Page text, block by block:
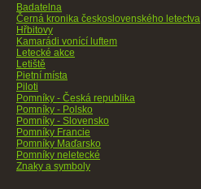
Badatelna
Černá kronika československého letectva
Hřbitovy
Kamarádi vonící luftem
Letecké akce
Letiště
Pietní místa
Piloti
Pomníky - Česká republika
Pomníky - Polsko
Pomníky - Slovensko
Pomníky Francie
Pomníky Maďarsko
Pomníky neletecké
Znaky a symboly